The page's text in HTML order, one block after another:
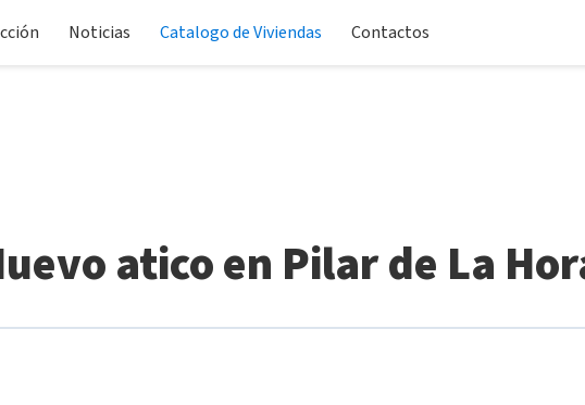
Noticias Catalogo de Viviendas Contactos
atico en Pilar de La